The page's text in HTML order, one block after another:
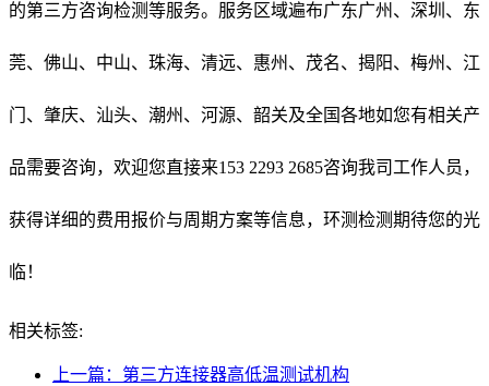
的第三方咨询检测等服务。服务区域遍布广东广州、深圳、东
莞、佛山、中山、珠海、清远、惠州、茂名、揭阳、梅州、江
门、肇庆、汕头、潮州、河源、韶关及全国各地如您有相关产
品需要咨询，欢迎您直接来153 2293 2685咨询我司工作人员，
获得详细的费用报价与周期方案等信息，环测检测期待您的光
临！
相关标签:
上一篇：第三方连接器高低温测试机构